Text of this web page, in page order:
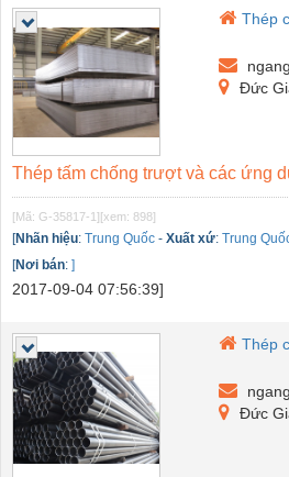
Thép
Đức
Thép tấm chống trượt và các ứng
[Mã: G-35817-1][xem: 898]
[Nhãn hiệu: Trung Quốc - Xuất xứ: Trung
[Nơi bán: ]
2017-09-04 07:56:39]
Thép
Đức